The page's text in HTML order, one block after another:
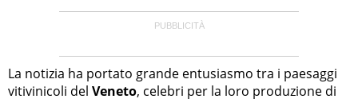
La notizia ha portato grande entusiasmo tra i paesaggi
vitivinicoli del Veneto, celebri per la loro produzione di